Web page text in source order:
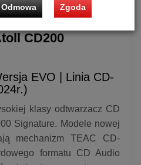
CD200
EVO | Linia CD-
klasy odtwarzacz CD
Signature. Modele nowej
mechanizm TEAC CD-
formatu CD Audio
Odmowa Zgoda